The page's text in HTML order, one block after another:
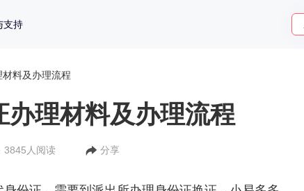
支持
料及办理流程
办理材料及办理流程
3845人阅读 分享